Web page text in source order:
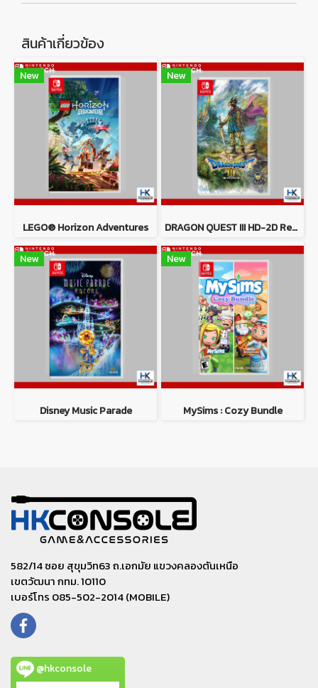
สินค้าเกี่ยวข้อง
New
LEGO® Horizon Adventures
New
DRAGON QUEST III HD-2D Remake
New
Disney Music Parade
New
MySims : Cozy Bundle
582/14 ซอย สุขุมวิท63 ถ.เอกมัย แขวงคลองตันเหนือ
เขตวัฒนา กทม. 10110
เบอร์โทร 085-502-2014 (MOBILE)
@hkconsole